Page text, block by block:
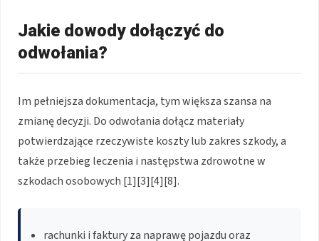
Jakie dowody dołączyć do
odwołania?
Im pełniejsza dokumentacja, tym większa szansa na
zmianę decyzji. Do odwołania dołącz materiały
potwierdzające rzeczywiste koszty lub zakres szkody, a
także przebieg leczenia i następstwa zdrowotne w
szkodach osobowych [1][3][4][8].
rachunki i faktury za naprawę pojazdu oraz